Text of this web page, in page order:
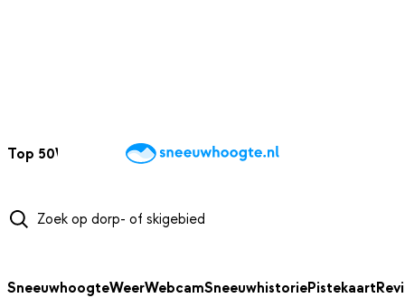
Top 50Webcams WintersportweerKaarten
SneeuwhoogteWeerWebcamSneeuwhistoriePistekaart